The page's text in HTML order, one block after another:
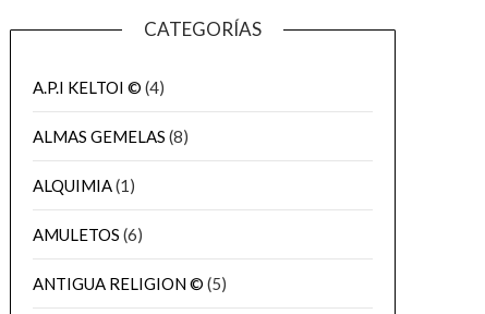
CATEGORÍAS
A.P.I KELTOI © (4)
ALMAS GEMELAS (8)
ALQUIMIA(1)
AMULETOS (6)
ANTIGUA RELIGION © (5)